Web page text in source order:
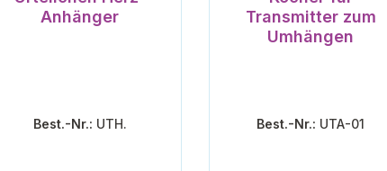
Anhänger
Best.-Nr.: UTH.
Transmitter zum
Umhängen
Best.-Nr.: UTA-01